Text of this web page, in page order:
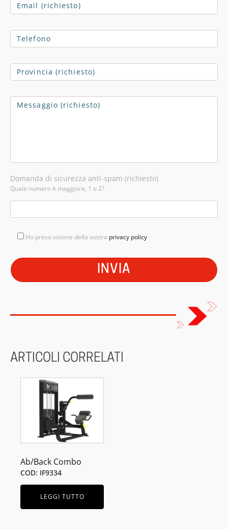
Domanda di sicurezza anti-spam (richiesto)
Quale numero è maggiore, 1 o 2?
Ho preso visione della vostra privacy policy
ARTICOLI CORRELATI
Ab/Back Combo
COD: IF9334
LEGGI TUTTO